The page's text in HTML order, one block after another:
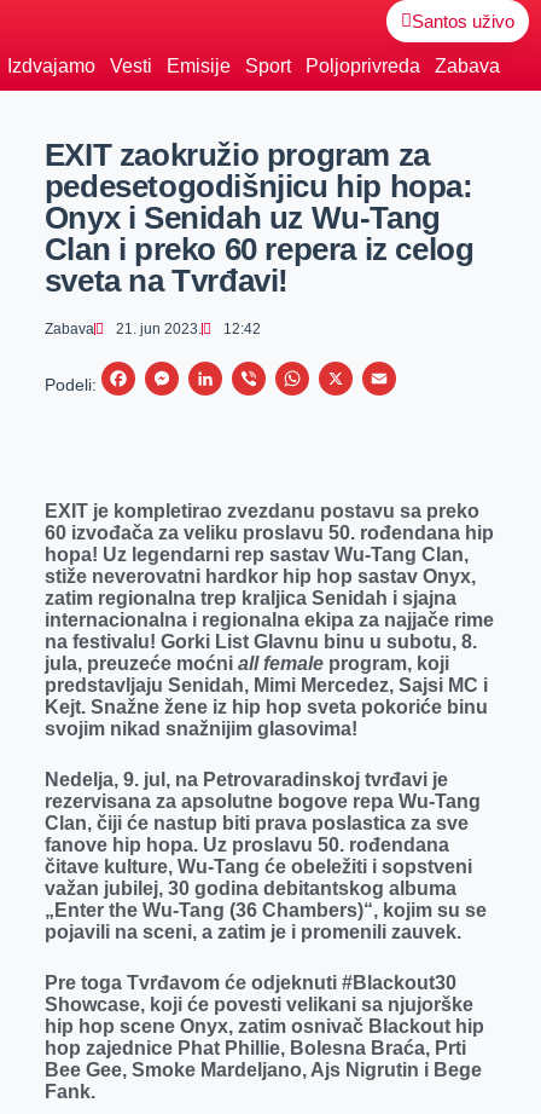
Santos uživo
Izdvajamo Vesti Emisije Sport Poljoprivreda Zabava
EXIT zaokružio program za
pedesetogodišnjicu hip hopa:
Onyx i Senidah uz Wu-Tang
Clan i preko 60 repera iz celog
sveta na Tvrđavi!
Zabava 21. jun 2023. 12:42
Podeli:
F
b
o
o
k
M
e
n
g
e
r
L
e
d
I
n
V
r
W
s
A
p
p
X
E
l
EXIT je kompletirao zvezdanu postavu sa preko
60 izvođača za veliku proslavu 50. rođendana hip
hopa! Uz legendarni rep sastav Wu-Tang Clan,
stiže neverovatni hardkor hip hop sastav Onyx,
zatim regionalna trep kraljica Senidah i sjajna
internacionalna i regionalna ekipa za najjače rime
na festivalu! Gorki List Glavnu binu u subotu, 8.
jula, preuzeće moćni all femaleprogram, koji
predstavljaju Senidah, Mimi Mercedez, Sajsi MC i
Kejt. Snažne žene iz hip hop sveta pokoriće binu
svojim nikad snažnijim glasovima!
Nedelja, 9. jul, na Petrovaradinskoj tvrđavi je
rezervisana za apsolutne bogove repa Wu-Tang
Clan, čiji će nastup biti prava poslastica za sve
fanove hip hopa. Uz proslavu 50. rođendana
čitave kulture, Wu-Tang će obeležiti i sopstveni
važan jubilej, 30 godina debitantskog albuma
„Enter the Wu-Tang (36 Chambers)“, kojim su se
pojavili na sceni, a zatim je i promenili zauvek.
Pre toga Tvrđavom će odjeknuti #Blackout30
Showcase, koji će povesti velikani sa njujorške
hip hop scene Onyx, zatim osnivač Blackout hip
hop zajednice Phat Phillie, Bolesna Braća, Prti
Bee Gee, Smoke Mardeljano, Ajs Nigrutin i Bege
Fank.